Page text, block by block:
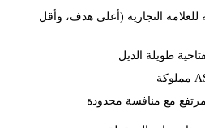
التجارية (أعلى هدف، وأقل
الذيل
منافسة محدودة